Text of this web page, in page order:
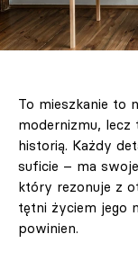
To mieszkanie to
modernizmu,
historią. Każdy
suficie – ma
który rezonuje z
tętni życiem jego
powinien.